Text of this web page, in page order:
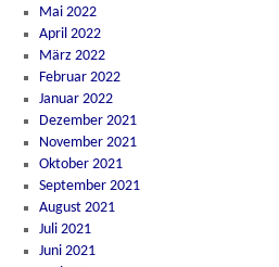
Mai 2022
April 2022
März 2022
Februar 2022
Januar 2022
Dezember 2021
November 2021
Oktober 2021
September 2021
August 2021
Juli 2021
Juni 2021